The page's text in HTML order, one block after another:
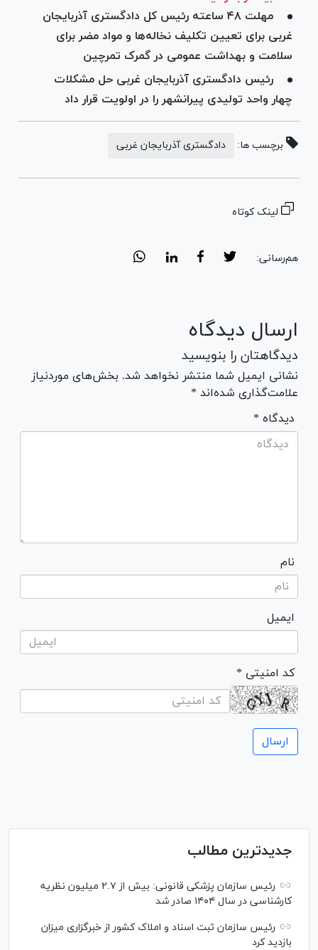
مهلت ۴۸ ساعته رئیس کل دادگستری آذربایجان
غربی برای تعیین تکلیف نخاله‌ها و مواد مضر برای
سلامت و بهداشت عمومی در گمرک تمرچین
رئیس دادگستری آذربایجان غربی حل مشکلات
چهار واحد تولیدی پیرانشهر را در اولویت قرار داد
برچسب ها: دادگستری آذربایجان غربی
لینک کوتاه
هم‌رسانی:
ارسال دیدگاه
دیدگاهتان را بنویسید
نشانی ایمیل شما منتشر نخواهد شد. بخش‌های موردنیاز
علامت‌گذاری شده‌اند *
* دیدگاه
نام
ایمیل
* کد امنیتی
جدیدترین مطالب
رئیس سازمان پزشکی قانونی: بیش از ۲.۷ میلیون نظریه
کارشناسی در سال ۱۴۰۴ صادر شد
رئیس سازمان ثبت اسناد و املاک کشور از خبرگزاری میزان
بازدید کرد